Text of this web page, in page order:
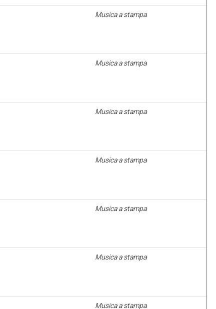
Musica a stampa
Musica a stampa
Musica a stampa
Musica a stampa
Musica a stampa
Musica a stampa
Musica a stampa